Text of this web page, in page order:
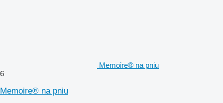
Memoire® na pniu
6
Memoire® na pniu